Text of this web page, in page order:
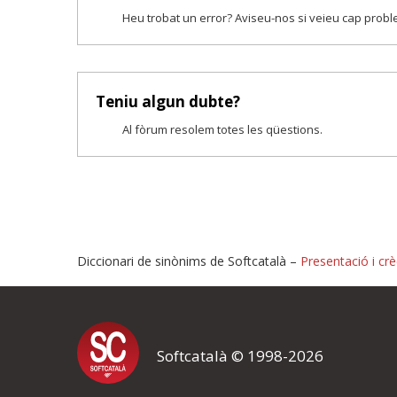
Heu trobat un error? Aviseu-nos si veieu cap
Teniu algun dubte?
Al fòrum resolem totes les qüestions.
Proposeu-nos millores
Si heu trobat un error o voleu proposar alguna millora, ompliu els
proposeu o l'error del qual voleu informar-nos.
Diccionari de sinònims de Softcatalà – Presentació i
Softcatalà © 1998-2026